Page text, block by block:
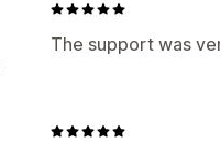
The support was